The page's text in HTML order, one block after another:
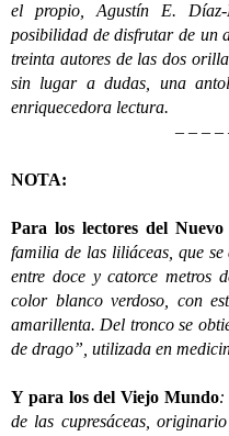
el propio, Agustín E.
posibilidad de disfrutar de un
treinta autores de las dos
sin lugar a dudas, una
enriquecedora lectura.
– – – –
NOTA:
Para los lectores del
familia de las liliáceas, que
entre doce y catorce metros
color blanco verdoso, con
amarillenta. Del tronco se
de drago”, utilizada en
Y para los del Viejo Mundo:
de las cupresáceas,